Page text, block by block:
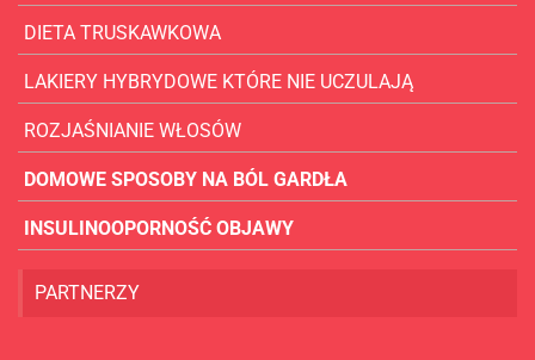
DIETA TRUSKAWKOWA
LAKIERY HYBRYDOWE KTÓRE NIE UCZULAJĄ
ROZJAŚNIANIE WŁOSÓW
DOMOWE SPOSOBY NA BÓL GARDŁA
INSULINOOPORNOŚĆ OBJAWY
PARTNERZY